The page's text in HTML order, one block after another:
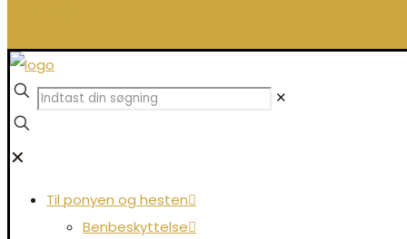
✕
✕
Til ponyen og hesten
Benbeskyttelse